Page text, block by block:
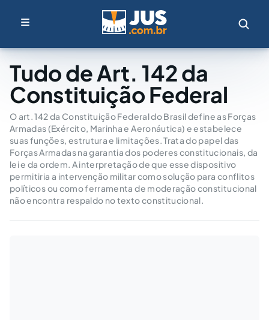
Tudo de Art. 142 da
Constituição Federal
O art. 142 da Constituição Federal do Brasil define as Forças
Armadas (Exército, Marinha e Aeronáutica) e estabelece
suas funções, estrutura e limitações. Trata do papel das
Forças Armadas na garantia dos poderes constitucionais, da
lei e da ordem. A interpretação de que esse dispositivo
permitiria a intervenção militar como solução para conflitos
políticos ou como ferramenta de moderação constitucional
não encontra respaldo no texto constitucional.